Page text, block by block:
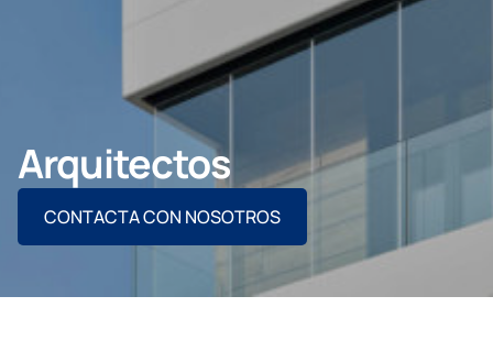
Particulares
Grupo Lumon
CONTACTO PROFESIONAL
Arquitectos
CONTACTA CON NOSOTROS